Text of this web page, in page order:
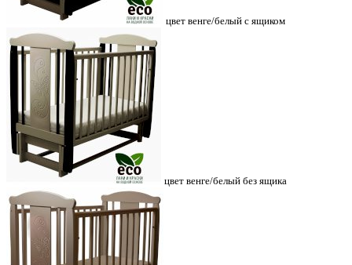
цвет венге/белый с ящиком
цвет венге/белый без ящика